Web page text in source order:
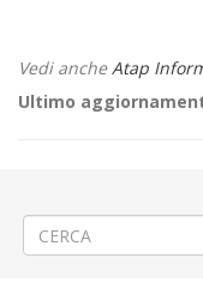
Vedi ancheAtap
Ultimo